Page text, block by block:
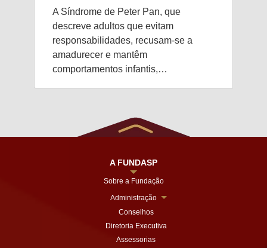
A Síndrome de Peter Pan, que
descreve adultos que evitam
responsabilidades, recusam-se a
amadurecer e mantêm
comportamentos infantis,…
A FUNDASP
Sobre a Fundação
Administração
Conselhos
Diretoria Executiva
Assessorias